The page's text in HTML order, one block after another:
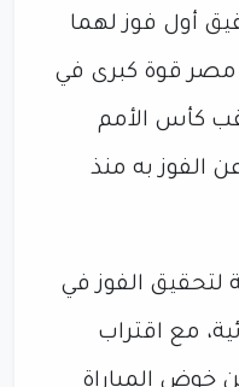
أول فوز لهما
مصر قوة كبرى في
كأس الأمم
الفوز به منذ
الفوز في
مع اقتراب
خوض المباراة